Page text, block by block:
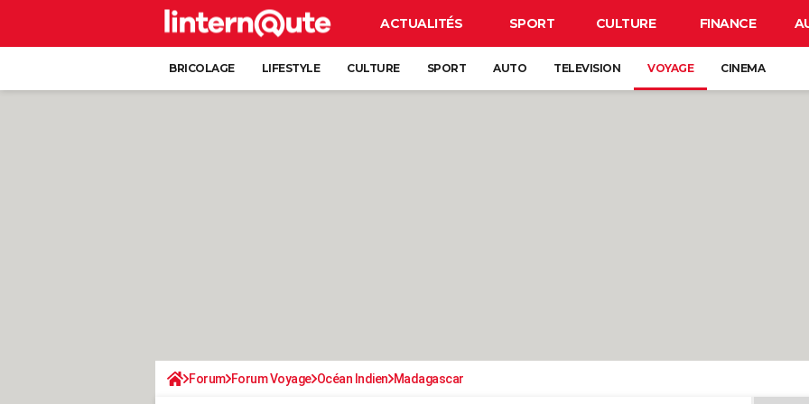
ACTUALITÉS SPORT CULTURE FINANCE
BRICOLAGE LIFESTYLE CULTURE SPORT AUTO TELEVISION VOYAGE CINEMA
Forum Forum Voyage Océan Indien Madagascar